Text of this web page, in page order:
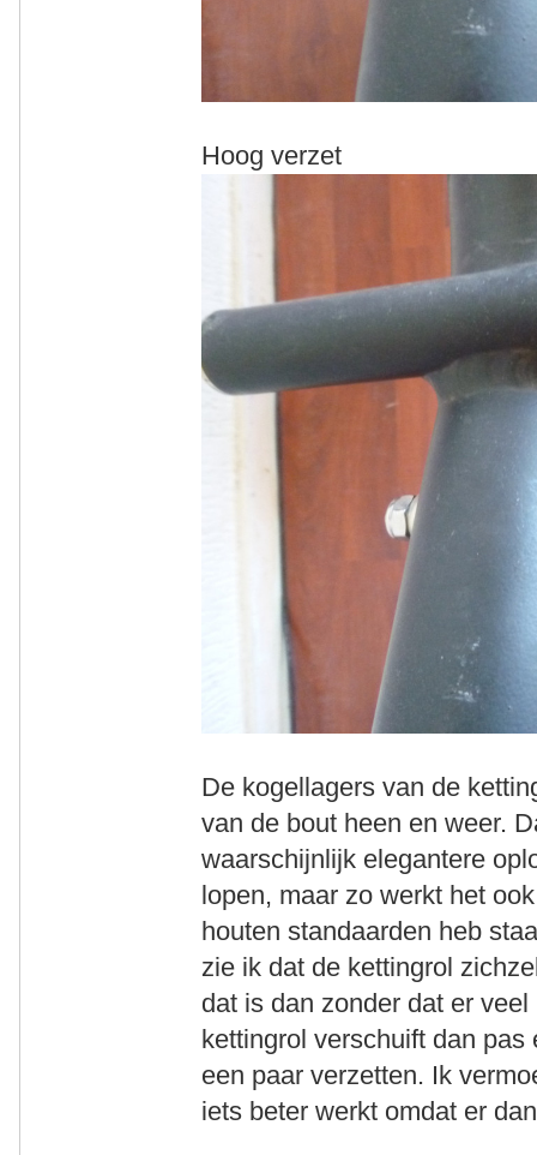
Hoog verzet
De kogellagers van de
van de bout heen en weer.
waarschijnlijk elegantere
lopen, maar zo werkt het
houten standaarden heb
zie ik dat de kettingrol
dat is dan zonder dat er
kettingrol verschuift dan
een paar verzetten. Ik
iets beter werkt omdat er